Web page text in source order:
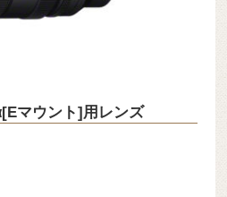
マウント]用レンズ